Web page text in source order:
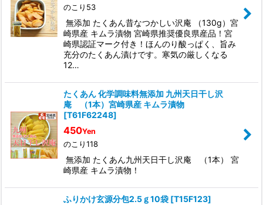
のこり53
無添加 たくあん昔なつかしい沢庵 （130g）宮
崎県産 キムラ漬物 宮崎県推奨優良県産品！宮
崎県認証マーク付き！ほんのり酸っぱく、旨み
充分のたくあん漬けです。寒気の厳しくなる
12…
たくあん 化学調味料無添加 九州天日干し沢
庵 （1本）宮崎県産 キムラ漬物
[T61F62248]
450Yen
のこり118
無添加 たくあん九州天日干し沢庵 （1本） 宮
崎県産 キムラ漬物！
ふりかけ玄源分包2.5ｇ10袋 [T15F123]